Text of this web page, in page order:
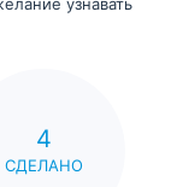
узнавать
4
СДЕЛАНО